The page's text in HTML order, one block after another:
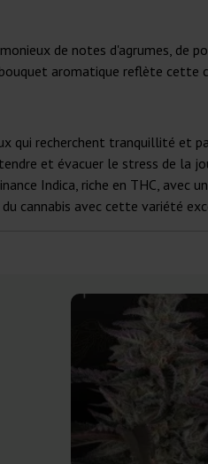
de notes d'agrumes, de
aromatique reflète cette
qui recherchent tranquillité et
et évacuer le stress de la
Indica, riche en THC, avec
cannabis avec cette variété